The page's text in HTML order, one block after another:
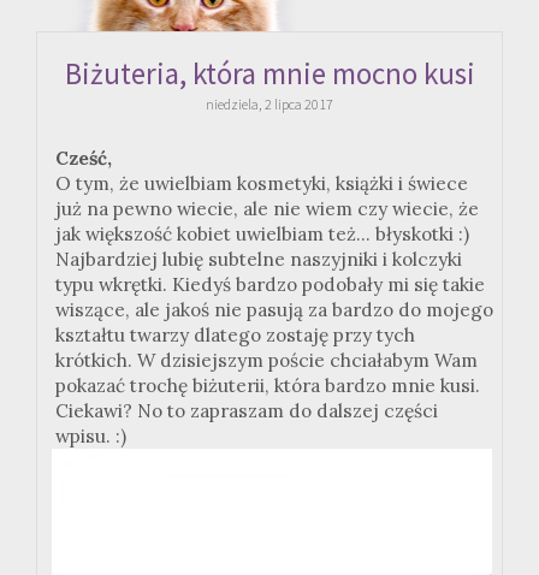
Biżuteria, która mnie mocno kusi
niedziela, 2 lipca 2017
Cześć,
O tym, że uwielbiam kosmetyki, książki i świece
już na pewno wiecie, ale nie wiem czy wiecie, że
jak większość kobiet uwielbiam też... błyskotki :)
Najbardziej lubię subtelne naszyjniki i kolczyki
typu wkrętki. Kiedyś bardzo podobały mi się takie
wiszące, ale jakoś nie pasują za bardzo do mojego
kształtu twarzy dlatego zostaję przy tych
krótkich. W dzisiejszym poście chciałabym Wam
pokazać trochę biżuterii, która bardzo mnie kusi.
Ciekawi? No to zapraszam do dalszej części
wpisu. :)